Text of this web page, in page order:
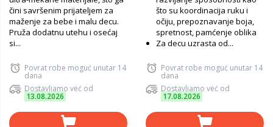
čini savršenim prijateljem za
maženje za bebe i malu decu.
Pruža dodatnu utehu i osećaj
si...
Povrat robe moguć unutar 14
dana
Dostavljamo već od
13.08.2026
što su koordinacija ruku i
očiju, prepoznavanje boja,
spretnost, pamćenje oblika
Za decu uzrasta od...
Povrat robe moguć unutar 14
dana
Dostavljamo već od
17.08.2026